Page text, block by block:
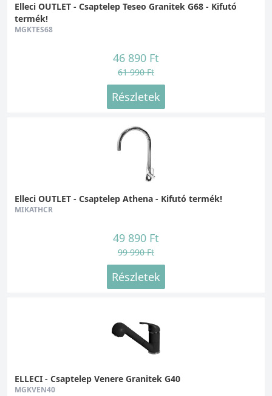
Elleci OUTLET - Csaptelep Teseo Granitek G68 - Kifutó
termék!
MGKTES68
46 890 Ft
61 990 Ft
Részletek
Elleci OUTLET - Csaptelep Athena - Kifutó termék!
MIKATHCR
49 890 Ft
99 990 Ft
Részletek
ELLECI - Csaptelep Venere Granitek G40
MGKVEN40